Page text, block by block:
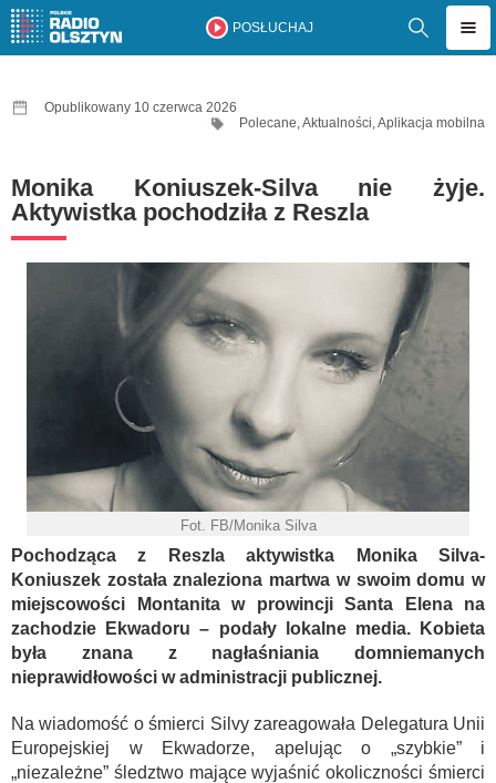
POSŁUCHAJ
Opublikowany 10 czerwca 2026
Polecane,Aktualności,Aplikacja mobilna
Monika Koniuszek-Silva nie żyje.
Aktywistka pochodziła z Reszla
Fot. FB/Monika Silva
Pochodząca z Reszla aktywistka Monika Silva-
Koniuszek została znaleziona martwa w swoim domu w
miejscowości Montanita w prowincji Santa Elena na
zachodzie Ekwadoru – podały lokalne media. Kobieta
była znana z nagłaśniania domniemanych
nieprawidłowości w administracji publicznej.
Na wiadomość o śmierci Silvy zareagowała Delegatura Unii
Europejskiej w Ekwadorze, apelując o „szybkie” i
„niezależne” śledztwo mające wyjaśnić okoliczności śmierci